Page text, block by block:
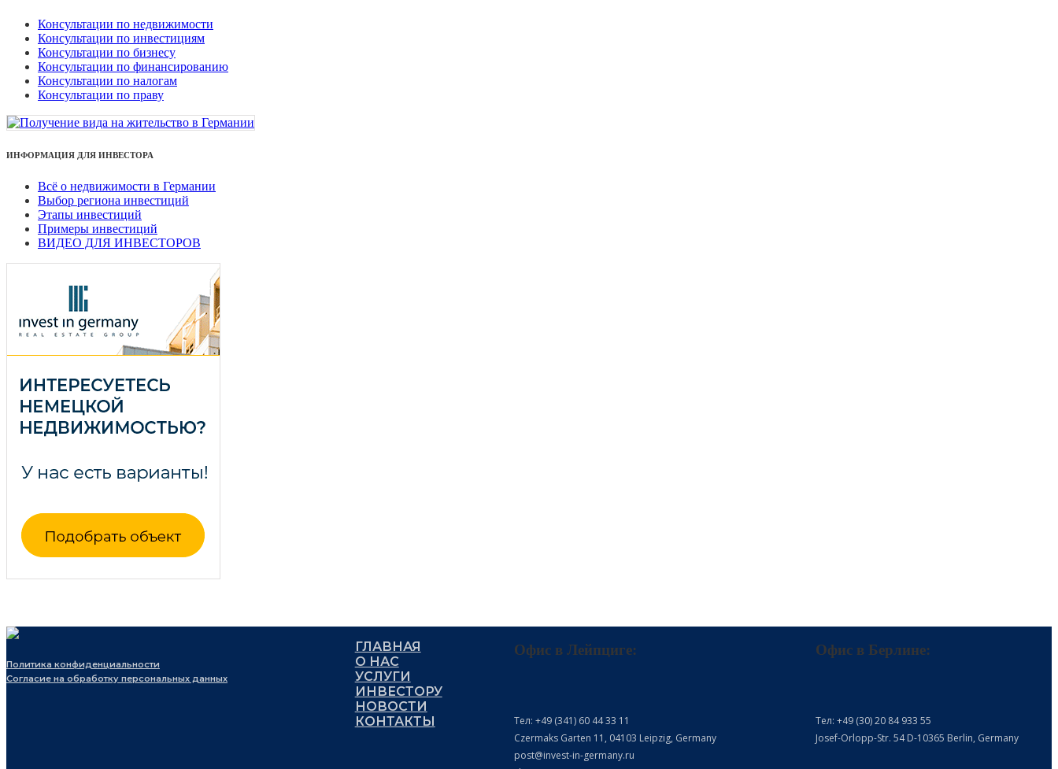
Консультации по недвижимости
Консультации по инвестициям
Консультации по бизнесу
Консультации по финансированию
Консультации по налогам
Консультации по праву
ИНФОРМАЦИЯ ДЛЯ ИНВЕСТОРА
Всё о недвижимости в Германии
Выбор региона инвестиций
Этапы инвестиций
Примеры инвестиций
ВИДЕО ДЛЯ ИНВЕСТОРОВ
Политика конфиденциальности
Согласие на обработку персональных данных
ГЛАВНАЯ
О НАС
УСЛУГИ
ИНВЕСТОРУ
НОВОСТИ
КОНТАКТЫ
Офис в Лейпциге:
Тел: +49 (341) 60 44 33 11
Czermaks Garten 11, 04103 Leipzig, Germany
post@invest-in-germany.ru
Офис в Берлине:
Тел: +49 (30) 20 84 933 55
Josef-Orlopp-Str. 54 D-10365 Berlin, Germany